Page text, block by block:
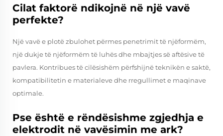
Cilat faktorë ndikojnë në një vavë
perfekte?
Një vavë e plotë zbulohet përmes penetrimit të njëformëm,
një dukje të njëformëm të luhës dhe mbajtjes së aftësive të
pavlera. Kontribues të cilësishëm përfshijnë teknikën e saktë,
kompatibilitetin e materialeve dhe rregullimet e maqinave
optimale.
Pse është e rëndësishme zgjedhja e
elektrodit në vavësimin me ark?